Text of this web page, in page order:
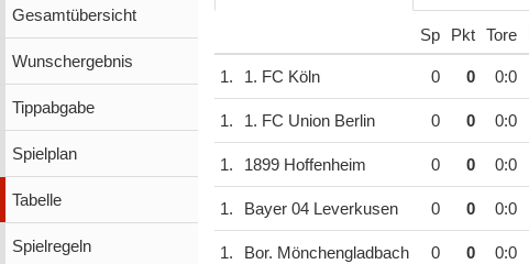
Gesamtübersicht
Wunschergebnis
Tippabgabe
Spielplan
Tabelle
Spielregeln
Sp Pkt Tore
1. 1. FC Köln 0 0 0:0
1. 1. FC Union Berlin 0 0 0:0
1. 1899 Hoffenheim 0 0 0:0
1. Bayer 04 Leverkusen 0 0 0:0
1. Bor. Mönchengladbach 0 0 0:0